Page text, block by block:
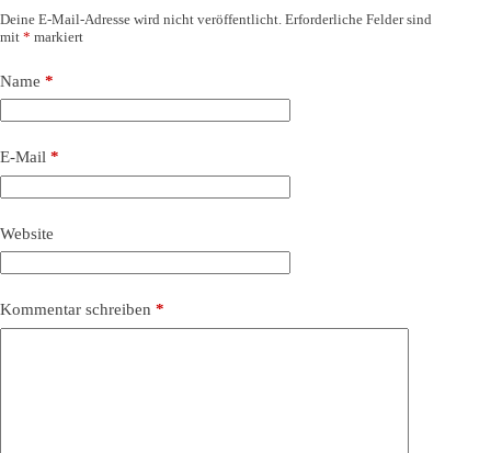
Deine E-Mail-Adresse wird nicht veröffentlicht. Erforderliche Felder sind
mit * markiert
Name *
E-Mail *
Website
Kommentar schreiben *